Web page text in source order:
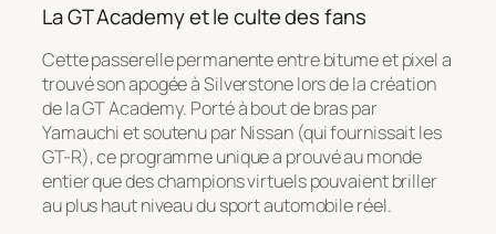
La GT Academy et le culte des fans
Cette passerelle permanente entre bitume et pixel a
trouvé son apogée à Silverstone lors de la création
de laGT Academy. Porté à bout de bras par
Yamauchi et soutenu par Nissan (qui fournissait les
GT-R), ce programme unique a prouvé au monde
entier que des champions virtuels pouvaient briller
au plus haut niveau du sport automobile réel.